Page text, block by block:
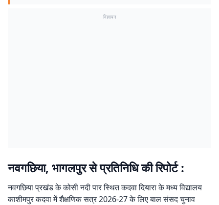
विज्ञापन
नवगछिया, भागलपुर से प्रतिनिधि की रिपोर्ट :
नवगछिया प्रखंड के कोसी नदी पार स्थित कदवा दियारा के मध्य विद्यालय
काशीमपुर कदवा में शैक्षणिक सत्र 2026-27 के लिए बाल संसद चुनाव